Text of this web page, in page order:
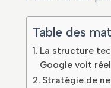
Table des
La structure
Google voit
Stratégie de